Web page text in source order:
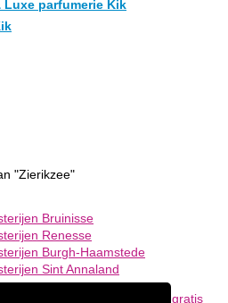
Luxe parfumerie Kik
"Zierikzee"
Bruinisse
Renesse
Burgh-Haamstede
Sint Annaland
Meld een bedrijf gratis